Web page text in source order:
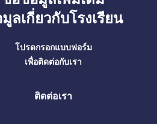
ลเกี่ยวกับโรงเรียน
โปรดกรอกแบบฟอร์ม
เพื่อติดต่อกับเรา
ติดต่อเรา